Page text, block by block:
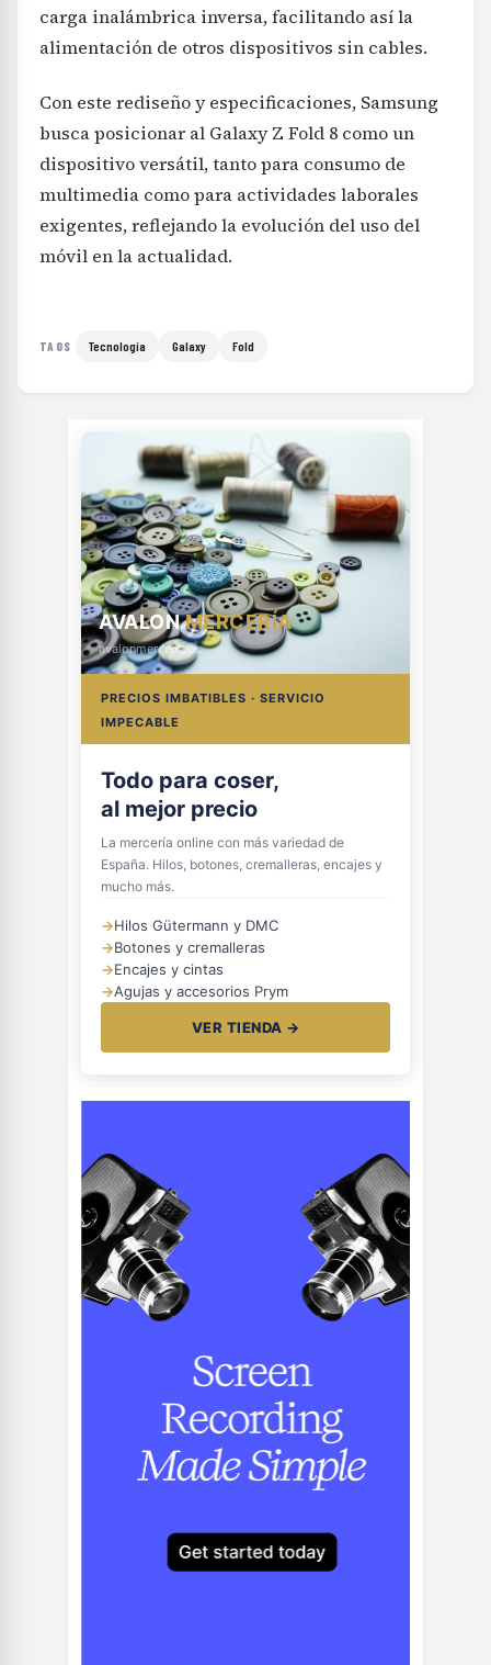
carga inalámbrica inversa, facilitando así la
alimentación de otros dispositivos sin cables.
Con este rediseño y especificaciones, Samsung
busca posicionar al Galaxy Z Fold 8 como un
dispositivo versátil, tanto para consumo de
multimedia como para actividades laborales
exigentes, reflejando la evolución del uso del
móvil en la actualidad.
TAGS Tecnología Galaxy Fold
AVALONMERCERÍA
avalonmerceria.es
PRECIOS IMBATIBLES · SERVICIO
IMPECABLE
Todo para coser,
al mejor precio
La mercería online con más variedad de
España. Hilos, botones, cremalleras, encajes y
mucho más.
→Hilos Gütermann y DMC
→Botones y cremalleras
→Encajes y cintas
→Agujas y accesorios Prym
VER TIENDA →